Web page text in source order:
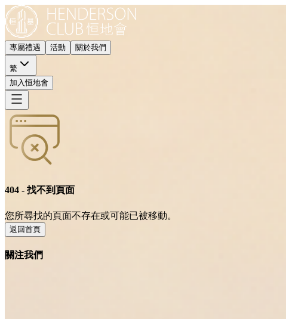
專屬禮遇 活動 關於我們
繁
加入恒地會
404 - 找不到頁面
您所尋找的頁面不存在或可能已被移動。
返回首頁
關注我們